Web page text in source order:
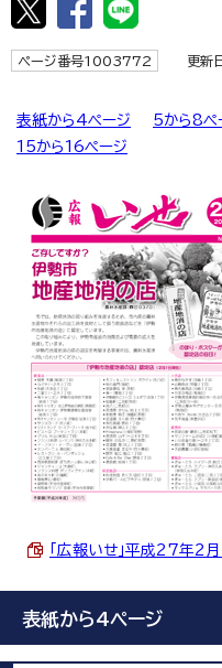
ページ番号1003772 更新
表紙から4ページ 5から8ペ
15から16ページ
「広報いせ」平成27年
表紙から4ページ